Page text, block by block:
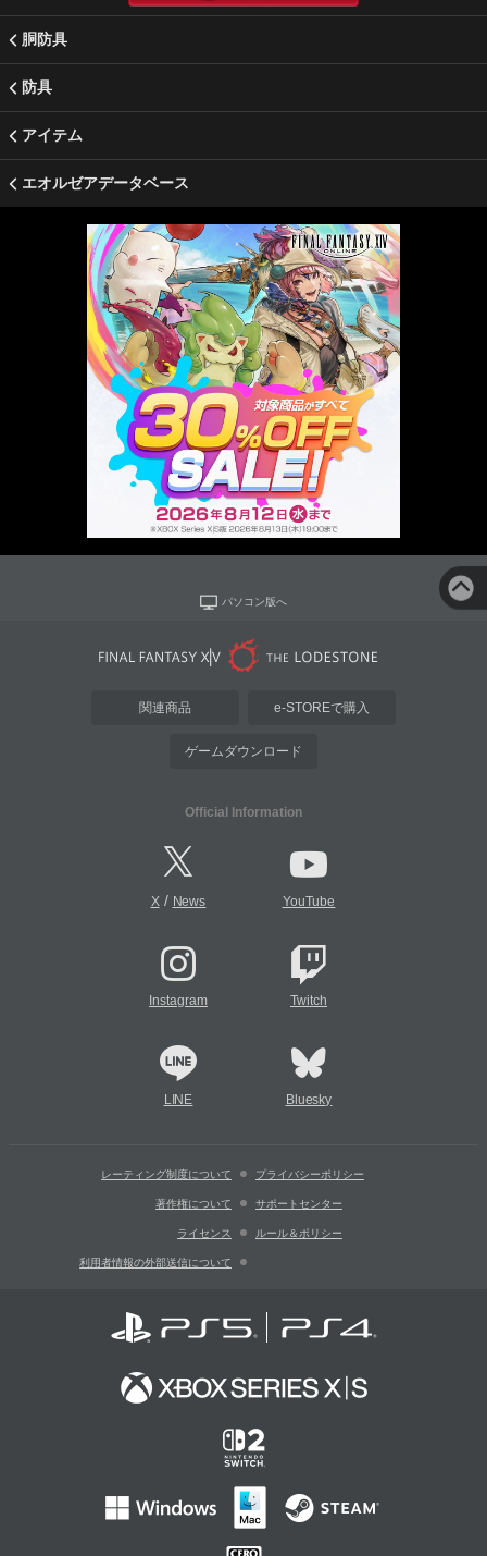
胴防具
防具
アイテム
エオルゼアデータベース
パソコン版へ
関連商品 e-STOREで購入
ゲームダウンロード
Official Information
X/ News YouTube
Instagram Twitch
LINE Bluesky
レーティング制度について プライバシーポリシー
著作権について サポートセンター
ライセンス ルール＆ポリシー
利用者情報の外部送信について